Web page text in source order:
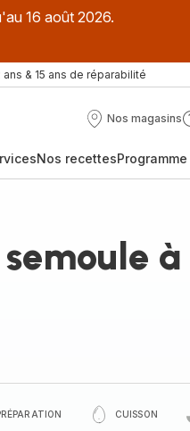
16 août 2026.
ans & 15 ans de réparabilité
Nos magasins
Nos
Nos recettes
à
CUISSON